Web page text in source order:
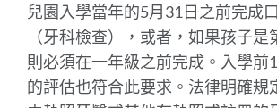
兒園入學當年的5月31日之前完成
（牙科檢查），或者，如果孩子是
則必須在一年級之前完成。入學前
的評估也符合此要求。法律明確規